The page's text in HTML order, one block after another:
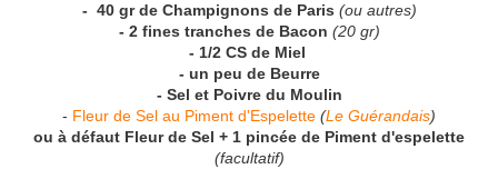
- 40 gr de Champignons de Paris (ou autres)
- 2 fines tranches de Bacon (20 gr)
- 1/2 CS de Miel
- un peu de Beurre
- Sel et Poivre du Moulin
- Fleur de Sel au Piment d'Espelette (Le Guérandais)
ou à défaut Fleur de Sel + 1 pincée de Piment d'espelette
(facultatif)